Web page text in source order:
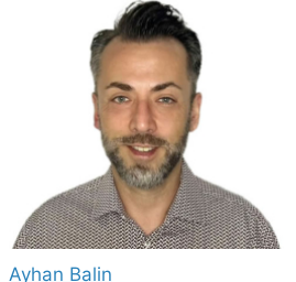
Ayhan Balin